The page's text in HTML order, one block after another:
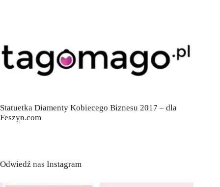
Statuetka Diamenty Kobiecego Biznesu 2017 – dla
Feszyn.com
Odwiedź nas Instagram